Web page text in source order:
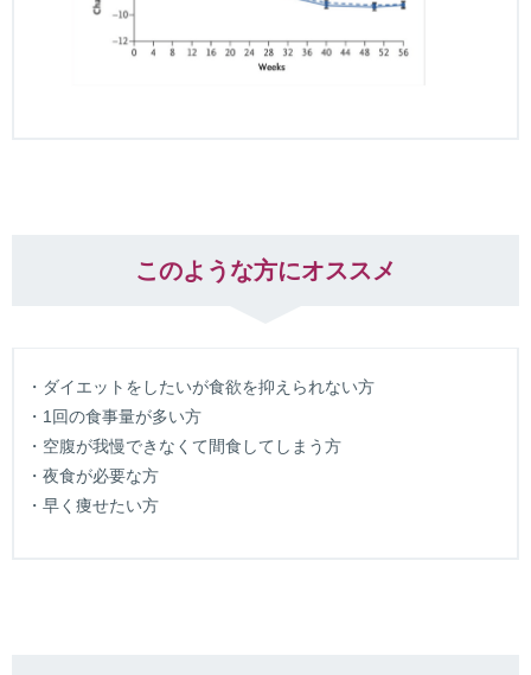
このような方にオススメ
・ダイエットをしたいが食欲を抑えられない方
・1回の食事量が多い方
・空腹が我慢できなくて間食してしまう方
・夜食が必要な方
・早く痩せたい方